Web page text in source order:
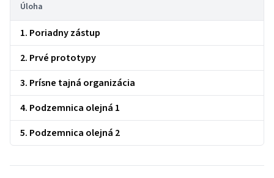
Úloha
1. Poriadny zástup
2. Prvé prototypy
3. Prísne tajná organizácia
4. Podzemnica olejná 1
5. Podzemnica olejná 2